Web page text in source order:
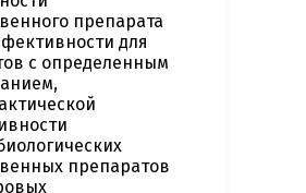
препарата
для
с определенным
препаратов